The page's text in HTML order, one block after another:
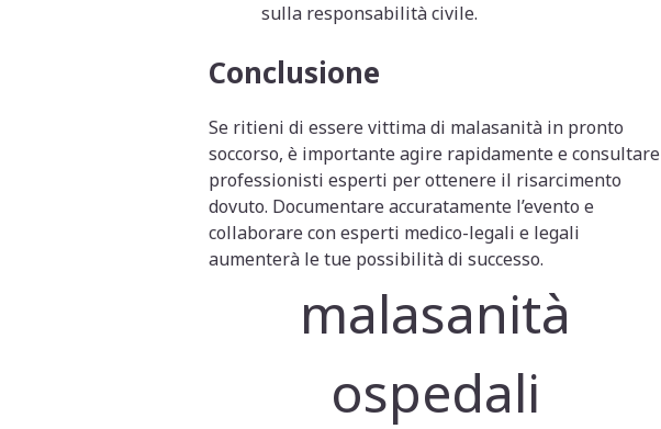
sulla responsabilità civile.
Conclusione
Se ritieni di essere vittima di malasanità in pronto
soccorso, è importante agire rapidamente e consultare
professionisti esperti per ottenere il risarcimento
dovuto. Documentare accuratamente l’evento e
collaborare con esperti medico-legali e legali
aumenterà le tue possibilità di successo.
malasanità
ospedali